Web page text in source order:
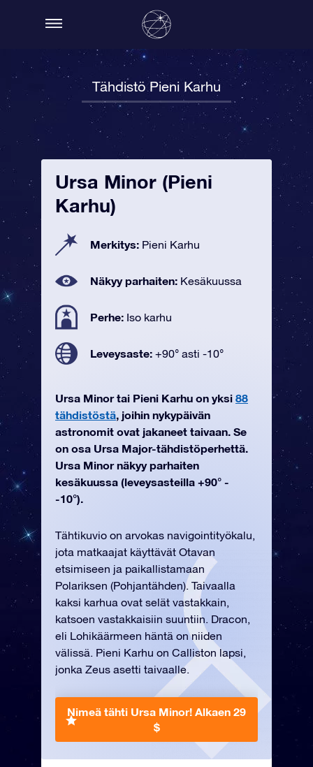
Tähdistö Pieni Karhu
Ursa Minor (Pieni
Karhu)
Merkitys: Pieni Karhu
Näkyy parhaiten: Kesäkuussa
Perhe: Iso karhu
Leveysaste: +90° asti -10°
Ursa Minor tai Pieni Karhu on yksi 88
tähdistöstä, joihin nykypäivän
astronomit ovat jakaneet taivaan. Se
on osa Ursa Major-tähdistöperhettä.
Ursa Minor näkyy parhaiten
kesäkuussa (leveysasteilla +90° -
-10°).
Tähtikuvio on arvokas navigointityökalu,
jota matkaajat käyttävät Otavan
etsimiseen ja paikallistamaan
Polariksen (Pohjantähden). Taivaalla
kaksi karhua ovat selät vastakkain,
katsoen vastakkaisiin suuntiin. Dracon,
eli Lohikäärmeen häntä on niiden
välissä. Pieni Karhu on Calliston lapsi,
jonka Zeus asetti taivaalle.
Nimeä tähti Ursa Minor! Alkaen 29
$